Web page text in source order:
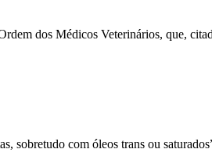
dos Médicos Veterinários, que,
sobretudo com óleos trans ou